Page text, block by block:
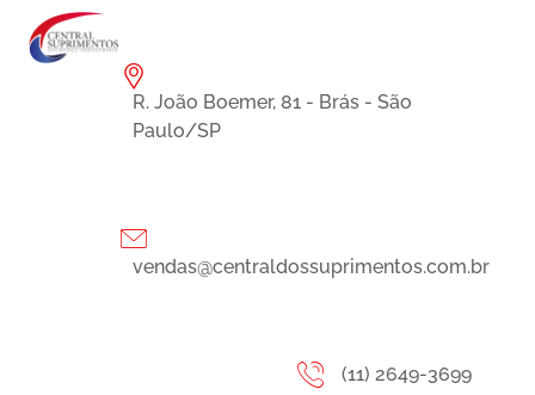
R. João Boemer, 81 - Brás - São
Paulo/SP
vendas@centraldossuprimentos.com.br
(11) 2649-3699